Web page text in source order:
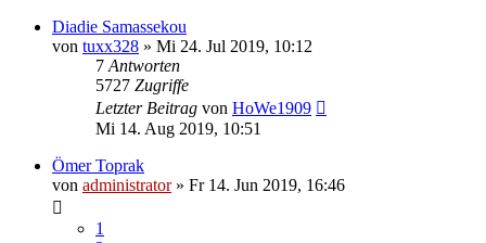
Diadie Samassekou
von tuxx328 » Mi 24. Jul 2019, 10:12
7 Antworten
5727 Zugriffe
Letzter Beitrag von HoWe1909
Mi 14. Aug 2019, 10:51
Ömer Toprak
von administrator» Fr 14. Jun 2019, 16:46
1